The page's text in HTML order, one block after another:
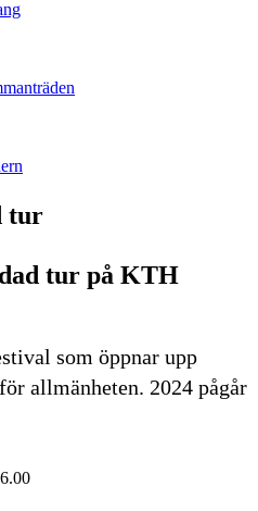
tur
tur på KTH
som öppnar upp
allmänheten. 2024 pågår